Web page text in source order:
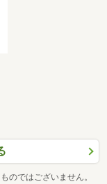
のではございません。